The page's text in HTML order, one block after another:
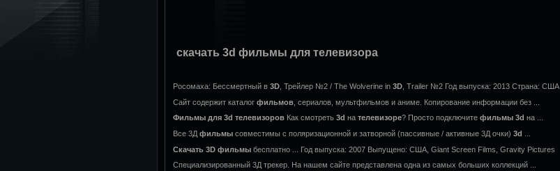
скачать 3d фильмы для телевизора
Росомаха: Бессмертный в 3D , Трейлер №2 / The Wolverine in 3D , Trailer №2 Год выпуска: 2013 Страна: США
Сайт содержит каталог фильмов , сериалов, мультфильмов и аниме. Копирование информации без ...
Фильмы для 3d телевизоров Как смотреть 3d на телевизоре? Просто подключите фильмы 3d на ...
Все 3Д фильмы совместимы с поляризационной и затворной (пассивные / активные 3Д очки) 3d
Скачать 3D фильмы бесплатно ... Год выпуска: 2007 Выпущено: США, Giant Screen Films, Gravity Pictures
Специализированный 3Д трекер. На нашем сайте представлена одна из самых больших коллекций ...